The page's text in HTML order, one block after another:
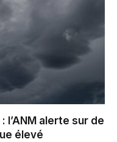
l’ANM alerte sur de
élevé